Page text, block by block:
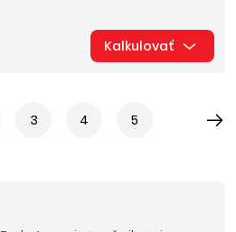
Kalkulovať
3 4 5